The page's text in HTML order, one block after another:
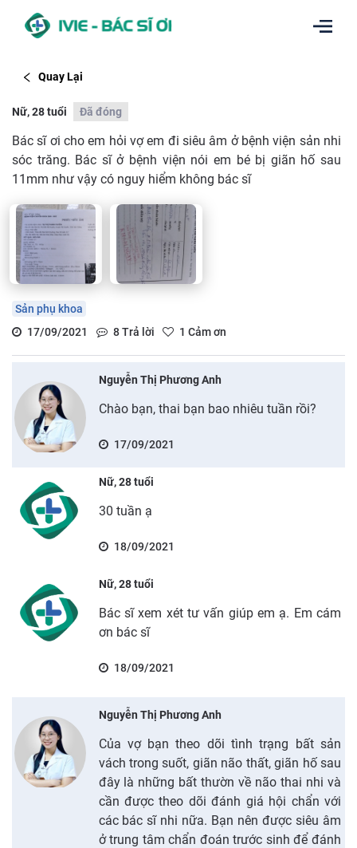
Quay Lại
Nữ, 28 tuổi Đã đóng
Bác sĩ ơi cho em hỏi vợ em đi siêu âm ở bệnh viện sản nhi
sóc trăng. Bác sĩ ở bệnh viện nói em bé bị giãn hố sau
11mm như vậy có nguy hiểm không bác sĩ
Sản phụ khoa
17/09/2021
8Trả lời 1 Cảm ơn
Nguyễn Thị Phương Anh
Chào bạn, thai bạn bao nhiêu tuần rồi?
17/09/2021
Nữ, 28 tuổi
30 tuần ạ
18/09/2021
Nữ, 28 tuổi
Bác sĩ xem xét tư vấn giúp em ạ. Em cám
ơn bác sĩ
18/09/2021
Nguyễn Thị Phương Anh
Của vợ bạn theo dõi tình trạng bất sản
vách trong suốt, giãn não thất, giãn hố sau
đây là những bất thườn về não thai nhi và
cần được theo dõi đánh giá hội chẩn với
các bác sĩ nhi nữa. Bạn nên được siêu âm
ở trung tâm chẩn đoán trước sinh để đánh